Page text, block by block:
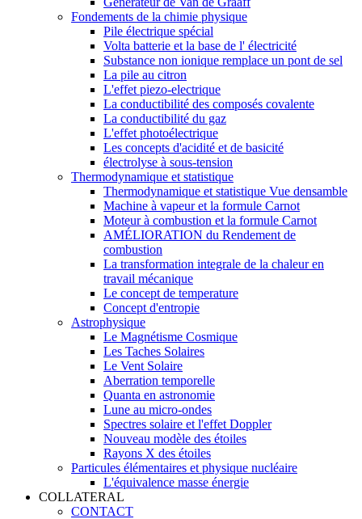
Fondements de la chimie physique
Pile électrique spécial
Volta batterie et la base de l' électricité
Substance non ionique remplace un pont de sel
La pile au citron
L'effet piezo-electrique
La conductibilité des composés covalente
La conductibilité du gaz
L'effet photoélectrique
Les concepts d'acidité et de basicité
électrolyse à sous-tension
Thermodynamique et statistique
Thermodynamique et statistique Vue densamble
Machine à vapeur et la formule Carnot
Moteur à combustion et la formule Carnot
AMÉLIORATION du Rendement de
combustion
La transformation integrale de la chaleur en
travail mécanique
Le concept de temperature
Concept d'entropie
Astrophysique
Le Magnétisme Cosmique
Les Taches Solaires
Le Vent Solaire
Aberration temporelle
Quanta en astronomie
Lune au micro-ondes
Spectres solaire et l'effet Doppler
Nouveau modèle des étoiles
Rayons X des étoiles
Particules élémentaires et physique nucléaire
L'équivalence masse énergie
COLLATERAL
CONTACT